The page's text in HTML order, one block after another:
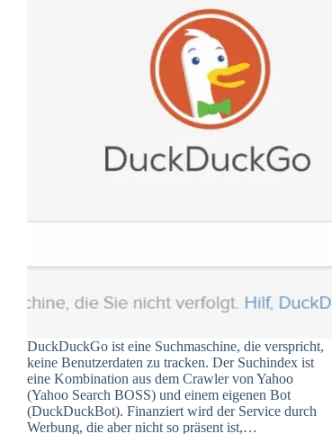
DuckDuckGo ist eine Suchmaschine, die verspricht,
keine Benutzerdaten zu tracken. Der Suchindex ist
eine Kombination aus dem Crawler von Yahoo
(Yahoo Search BOSS) und einem eigenen Bot
(DuckDuckBot). Finanziert wird der Service durch
Werbung, die aber nicht so präsent ist,…